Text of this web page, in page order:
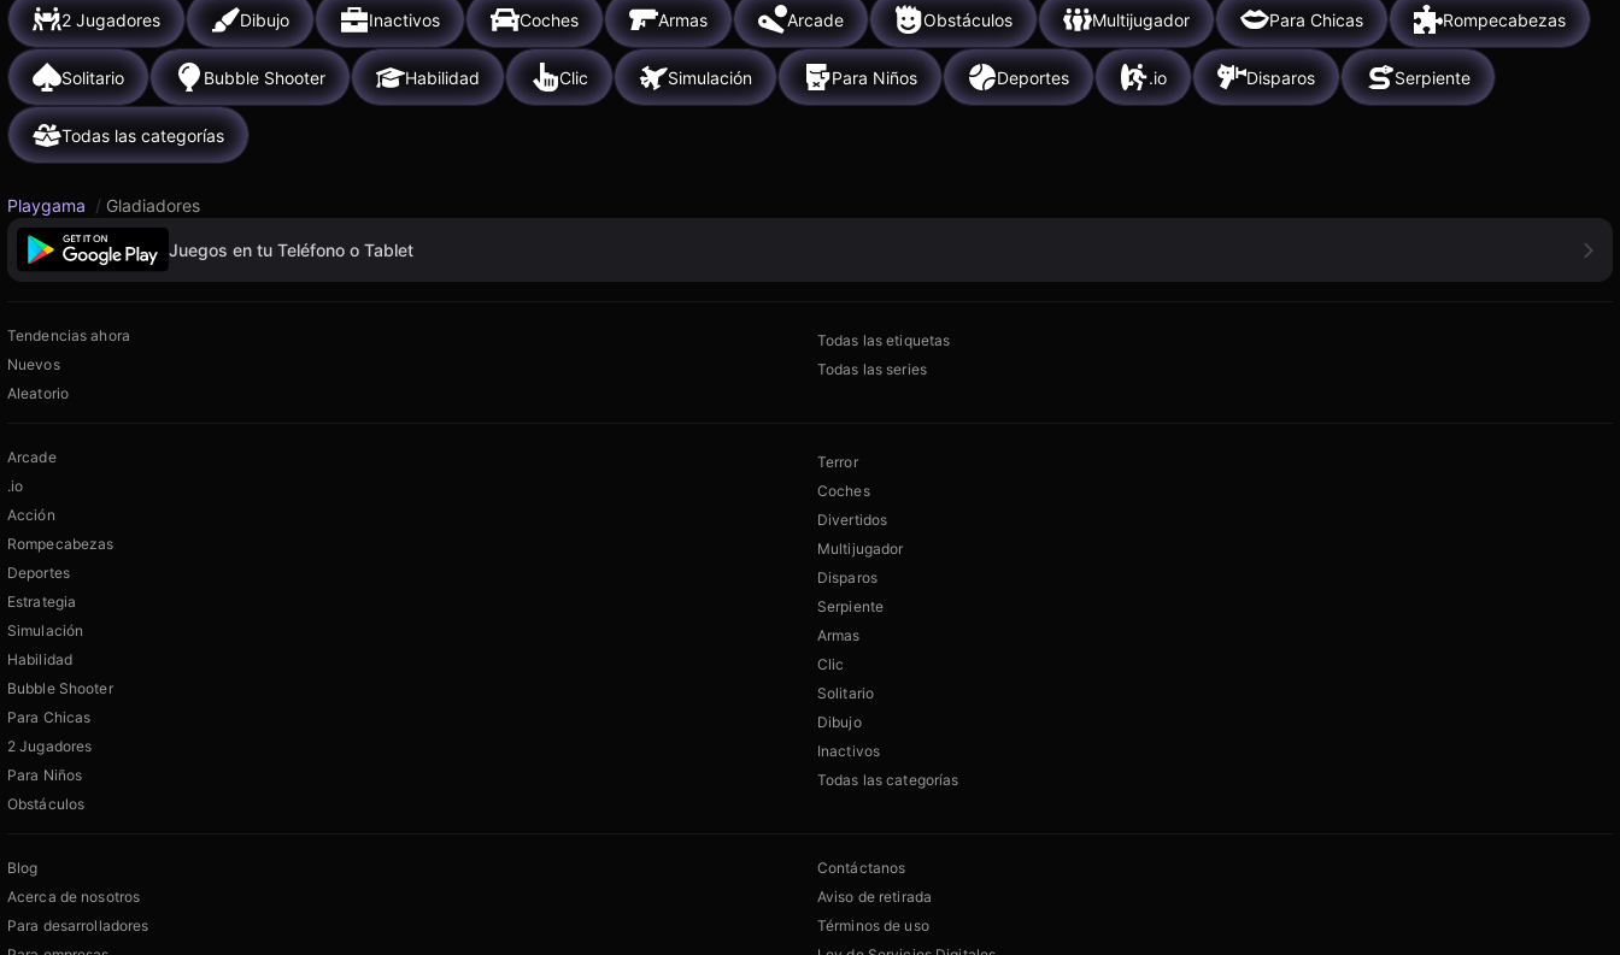
2 Jugadores Dibujo Inactivos Coches Armas Arcade Obstáculos Multijugador Para Chicas Rompecabezas
Solitario Bubble Shooter Habilidad Clic Simulación Para Niños Deportes .io Disparos Serpiente
Todas las categorías
Playgama / Gladiadores
Juegos en tu Teléfono o Tablet
Tendencias ahora
Nuevos
Aleatorio
Todas las etiquetas
Todas las series
Arcade
.io
Acción
Rompecabezas
Deportes
Estrategia
Simulación
Habilidad
Bubble Shooter
Para Chicas
2 Jugadores
Para Niños
Obstáculos
Terror
Coches
Divertidos
Multijugador
Disparos
Serpiente
Armas
Clic
Solitario
Dibujo
Inactivos
Todas las categorías
Blog
Acerca de nosotros
Para desarrolladores
Contáctanos
Aviso de retirada
Términos de uso